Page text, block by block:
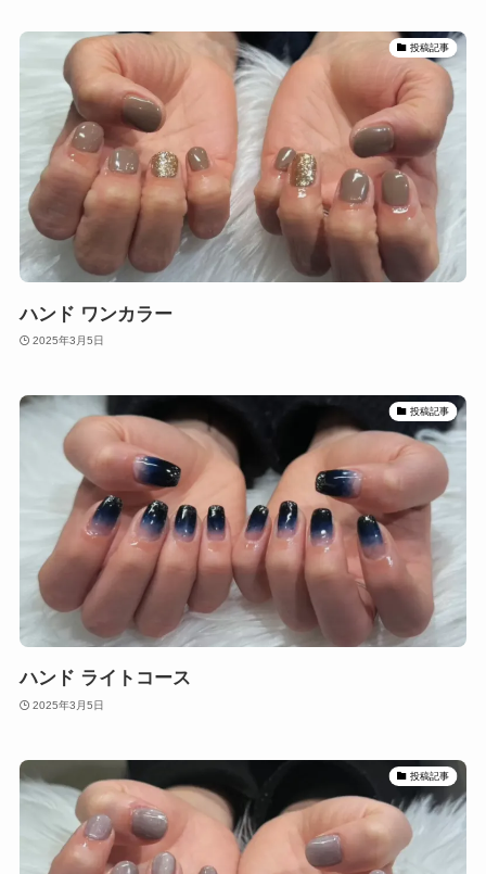
投稿記事
ハンド ワンカラー
2025年3月5日
投稿記事
ハンド ライトコース
2025年3月5日
投稿記事